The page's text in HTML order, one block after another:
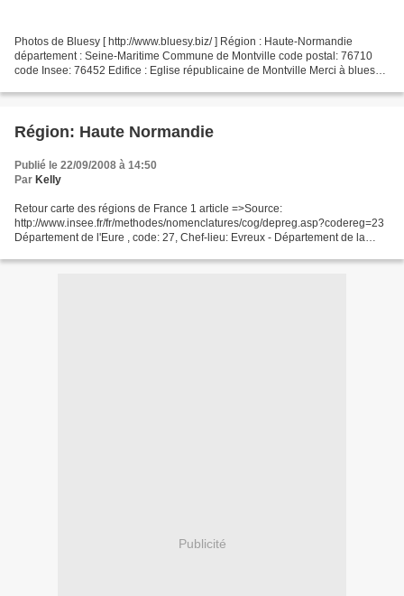
Photos de Bluesy [ http://www.bluesy.biz/ ] Région : Haute-Normandie
département : Seine-Maritime Commune de Montville code postal: 76710
code Insee: 76452 Edifice : Eglise républicaine de Montville Merci à bluesy
Région: Haute Normandie
Publié le 22/09/2008 à 14:50
Par Kelly
Retour carte des régions de France 1 article =>Source:
http://www.insee.fr/fr/methodes/nomenclatures/cog/depreg.asp?codereg=23
Département de l'Eure , code: 27, Chef-lieu: Evreux - Département de la
Publicité